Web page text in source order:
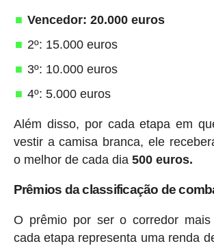
Vencedor: 20.000 euros
2º: 15.000 euros
3º: 10.000 euros
4º: 5.000 euros
Além disso, por cada etapa em
vestir a camisa branca, ele
o melhor de cada dia500 euros.
Prêmios da classificação de
O prêmio por ser o corredor mais
cada etapa representa uma renda